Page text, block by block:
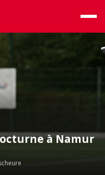
à Namur